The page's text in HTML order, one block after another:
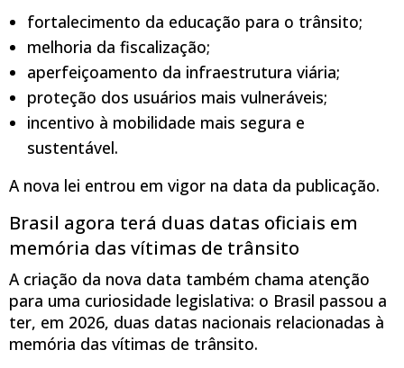
fortalecimento da educação para o trânsito;
melhoria da fiscalização;
aperfeiçoamento da infraestrutura viária;
proteção dos usuários mais vulneráveis;
incentivo à mobilidade mais segura e
sustentável.
A nova lei entrou em vigor na data da publicação.
Brasil agora terá duas datas oficiais em
memória das vítimas de trânsito
A criação da nova data também chama atenção
para uma curiosidade legislativa: o Brasil passou a
ter, em 2026, duas datas nacionais relacionadas à
memória das vítimas de trânsito.